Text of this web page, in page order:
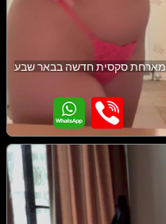
מארחת סקסית חדשה בבאר שבע